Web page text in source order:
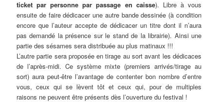
ticket par personne par passage en caisse). Libre à vous
ensuite de faire dédicacer une autre bande dessinée (à condition
encore que l’auteur accepte de dédicacer un titre dont il n’aura
pas demandé la présence sur le stand de la librairie). Ainsi une
partie des sésames sera distribuée au plus matinaux !!!
L’autre partie sera proposée en tirage au sort avant les dédicaces
de l’après-midi. Ce système mixte (premiers arrivés/tirage au
sort) aura peut-être l’avantage de contenter bon nombre d’entre
vous, ceux qui se lèvent tôt et ceux qui, pour de multiples
raisons ne peuvent être présents dès l’ouverture du festival !